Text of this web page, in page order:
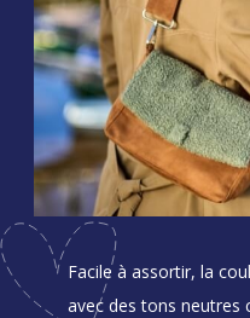
Facile à assortir, la
avec des tons neutres